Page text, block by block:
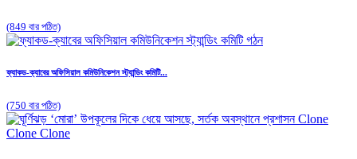
(849 বার পঠিত)
ফ্যাকড-ক্যাবের অফিসিয়াল কমিউনিকেশন স্ট্যান্ডিং কমিটি...
(750 বার পঠিত)